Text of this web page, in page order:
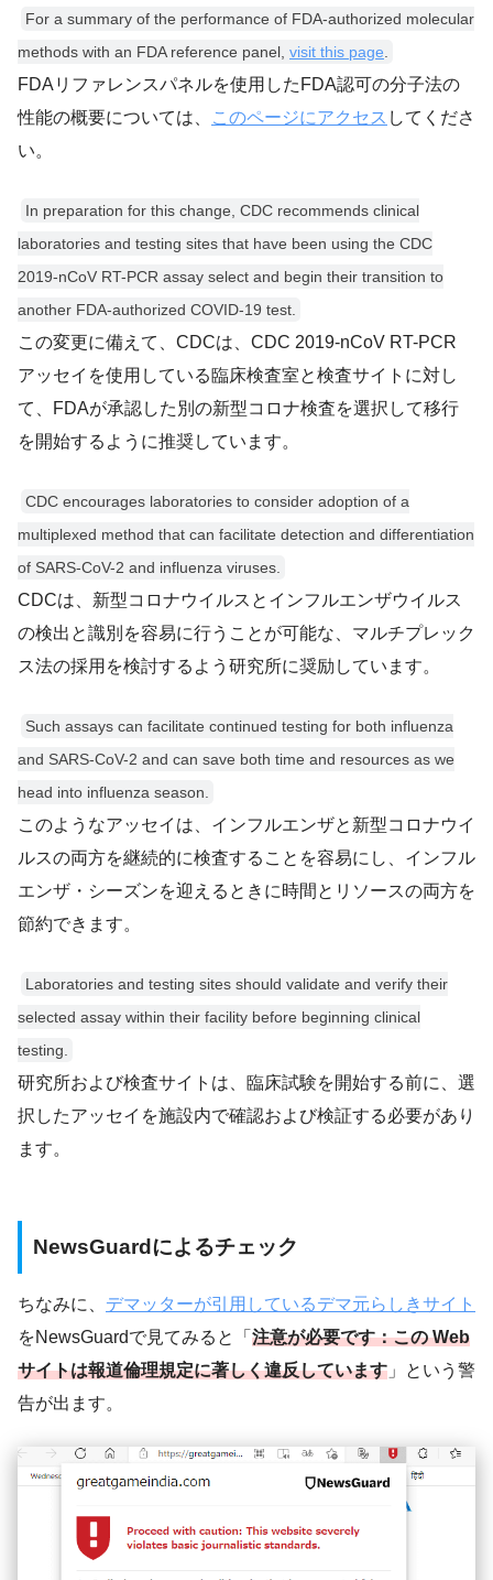
For a summary of the performance of FDA-authorized molecular
methods with an FDA reference panel, visit this page
FDAリファレンスパネルを使用したFDA認可の分子法の
性能の概要については、
このページにアクセス してくださ
い。
In preparation for this change, CDC recommends clinical
laboratories and testing sites that have been using the CDC
2019-nCoV RT-PCR assay select and begin their transition to
another FDA-authorized COVID-19 test.
この変更に備えて、CDCは、CDC 2019-nCoV RT-PCR
アッセイを使用している臨床検査室と検査サイトに対し
て、FDAが承認した別の新型コロナ検査を選択して移行
を開始するように推奨しています。
CDC encourages laboratories to consider adoption of a
multiplexed method that can facilitate detection and differentiation
of SARS-CoV-2 and influenza viruses.
CDCは、新型コロナウイルスとインフルエンザウイルス
の検出と識別を容易に行うことが可能な、マルチプレック
ス法の採用を検討するよう研究所に奨励しています。
Such assays can facilitate continued testing for both influenza
and SARS-CoV-2 and can save both time and resources as we
head into influenza season.
このようなアッセイは、インフルエンザと新型コロナウイ
ルスの両方を継続的に検査することを容易にし、インフル
エンザ・シーズンを迎えるときに時間とリソースの両方を
節約できます。
Laboratories and testing sites should validate and verify their
selected assay within their facility before beginning clinical
testing.
研究所および検査サイトは、臨床試験を開始する前に、選
択したアッセイを施設内で確認および検証する必要があり
ます。
NewsGuardによるチェック
ちなみに、 デマッターが引用しているデマ元らしきサイト
をNewsGuardで見てみると「 注意が必要です：この Web
サイトは報道倫理規定に著しく違反しています 」という警
告が出ます。